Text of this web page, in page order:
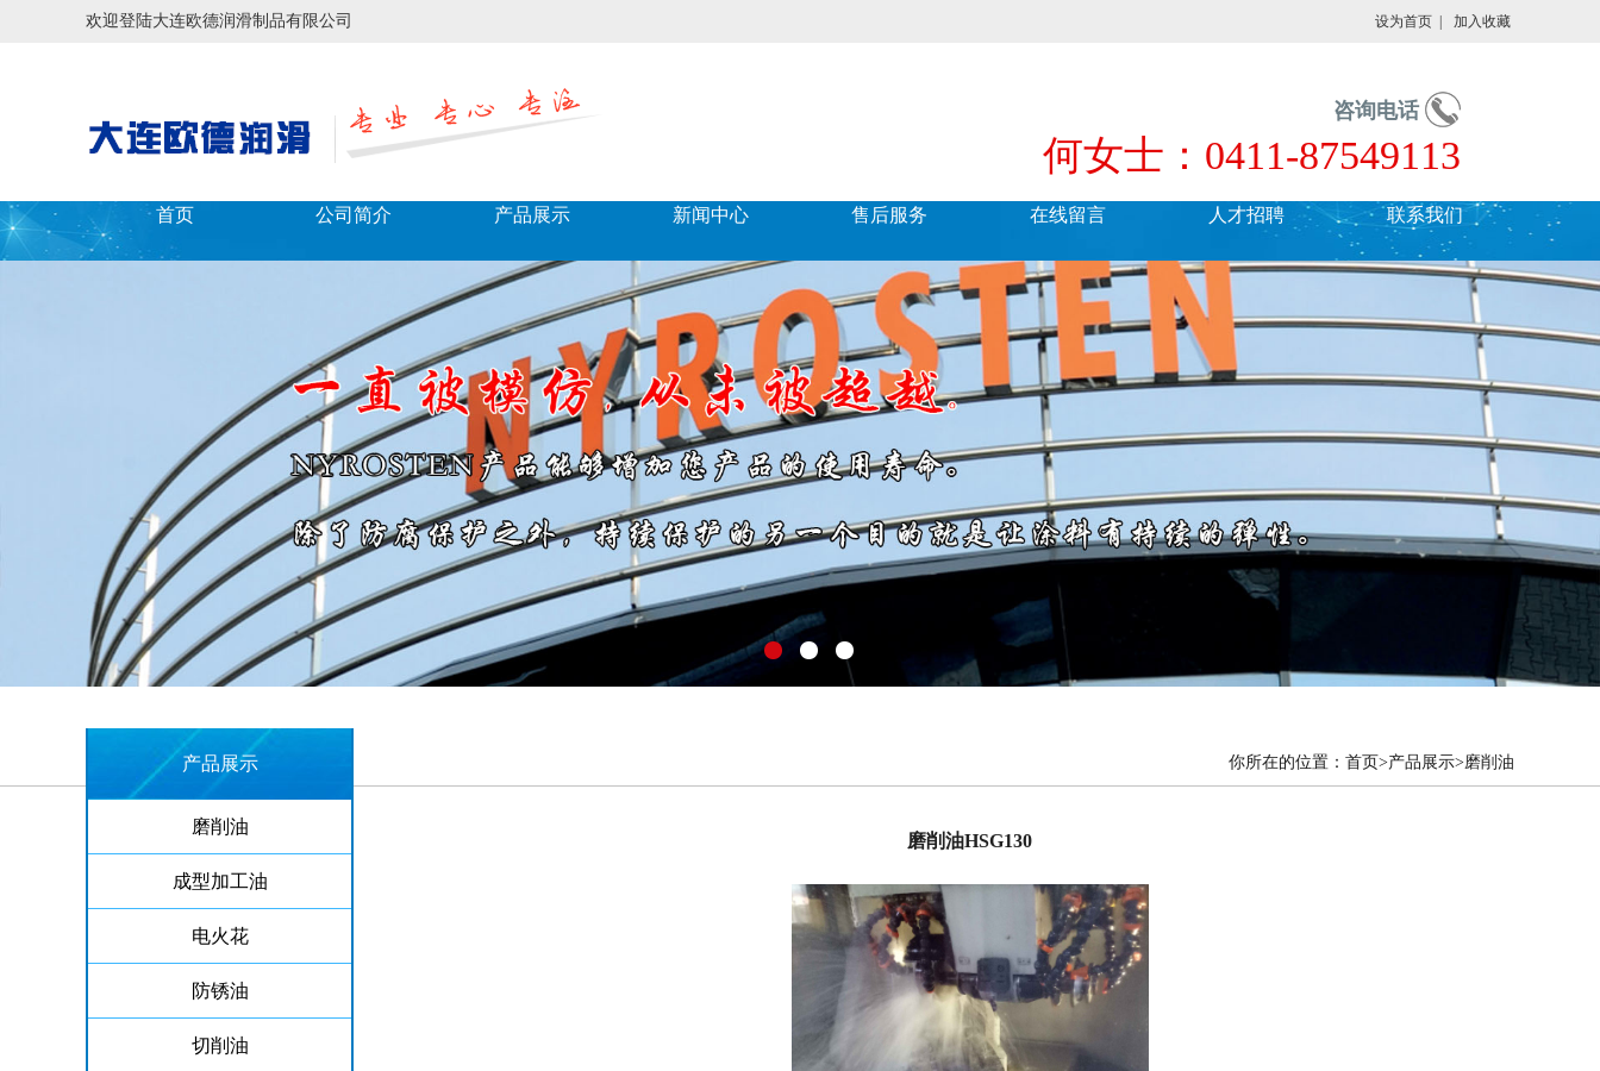
欢迎登陆大连欧德润滑制品有限公司 设为首页 加入收藏
咨询电话
何女士：0411-87549113
首页 公司简介 产品展示 新闻中心 售后服务 在线留言 人才招聘 联系我们
你所在的位置： 首页>产品展示>磨削油
产品展示
磨削油
成型加工油
电火花
防锈油
切削油
磨削油HSG130